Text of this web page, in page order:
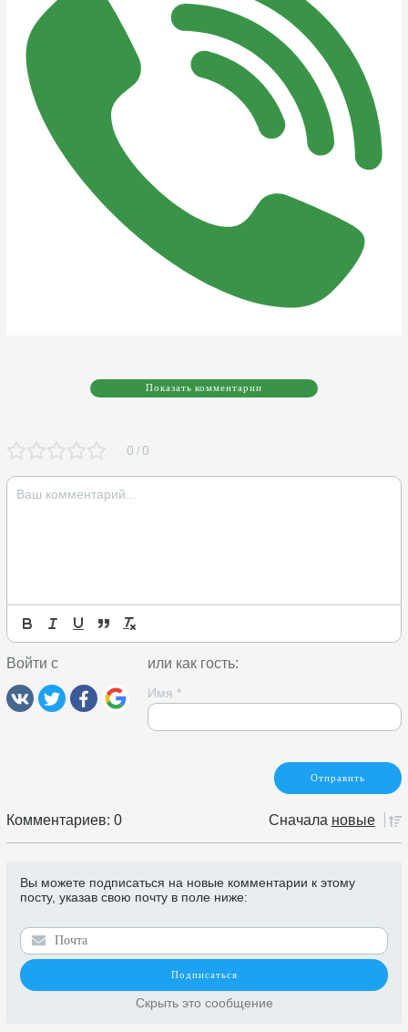
Показать комментарии
0 /0
Войти с или как гость:
Имя *
Комментариев: 0 Сначала новые
Вы можете подписаться на новые комментарии к этому
посту, указав свою почту в поле ниже:
Скрыть это сообщение